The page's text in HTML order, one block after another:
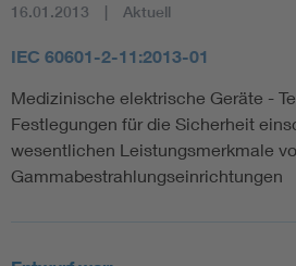
16.01.2013 Aktuell
IEC 60601-2-11:2013-01
Medizinische elektrische Geräte -
Festlegungen für die Sicherheit
wesentlichen Leistungsmerkmale
Gammabestrahlungseinrichtungen